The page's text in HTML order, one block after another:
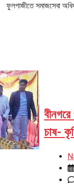
ফুলগাজীতে সমাজসেবা
চাষ-